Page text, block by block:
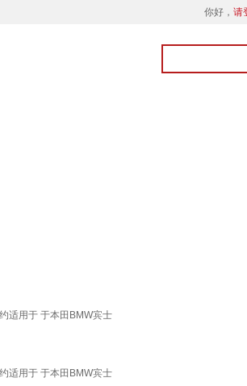
你好， 请
适用于 于本田BMW宾士
适用于 于本田BMW宾士